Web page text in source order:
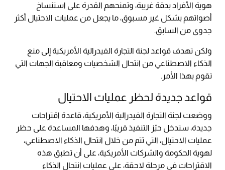
هوية الأفراد بدقة غريبة، وتمنحهم القدرة على استنساخ
أصواتهم بشكل غير مسبوق، ما يجعل من عمليات الاحتيال أكثر
جدوى من السابق.
ولكن تهدف قواعد لجنة التجارة الفيدرالية الأمريكية إلى منع
الذكاء الاصطناعي من انتحال الشخصيات ومعاقبة الجهات التي
تقوم بهذا الأمر.
قواعد جديدة لحظر عمليات الاحتيال
ووضعت لجنة التجارة الفيدرالية الأمريكية، قاعدة اقتراحات
جديدة، ستدخل حيّز التنفيذ قريبًا، وهدفها المساعدة على حظر
عمليات الاحتيال، التي تتم من خلال انتحال الذكاء الاصطناعي،
لهوية الحكومة والشركات الأمريكية، على أن تطبق هذه
الاقتراحات في مرحلة لاحقة، على عمليات انتحال الذكاء